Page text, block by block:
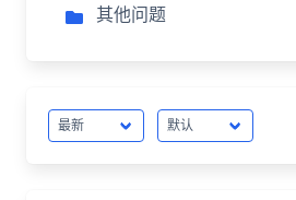
其他问题